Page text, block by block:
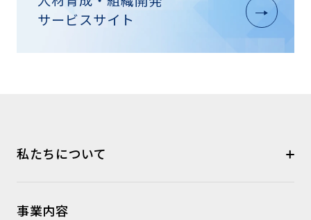
サービスサイト
私たちについて
事業内容